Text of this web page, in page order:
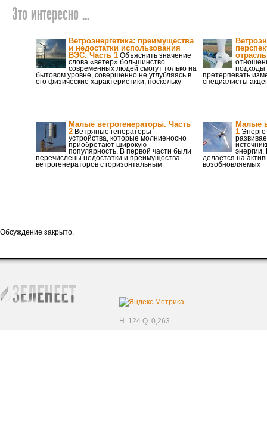
Это интересно ...
Ветроэнергетика: преимущества
и недостатки использования
ВЭС. Часть 1 Объяснить значение
слова «ветер» большинство
современных людей смогут только на
бытовом уровне, совершенно не углубляясь в
его физические характеристики, поскольку
отрасль
подходы
претерпевать
специалисты
Малые ветрогенераторы. Часть
2 Ветряные генераторы –
устройства, которые молниеносно
приобретают широкую
популярность. В первой части были
перечислены недостатки и преимущества
ветрогенераторов с горизонтальным
Малые
1
делается на
возобновляемых
Обсуждение закрыто.
H. 124 Q. 0,263